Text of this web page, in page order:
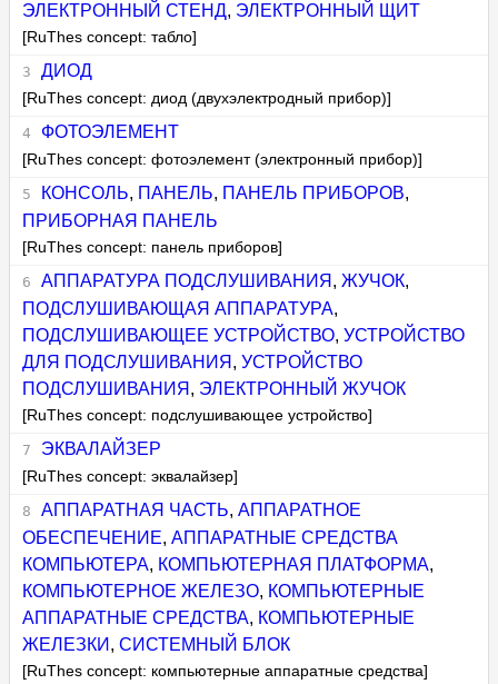
ЭЛЕКТРОННЫЙ СТЕНД, ЭЛЕКТРОННЫЙ ЩИТ
[RuThes concept: табло]
ДИОД
[RuThes concept: диод (двухэлектродный прибор)]
ФОТОЭЛЕМЕНТ
[RuThes concept: фотоэлемент (электронный прибор)]
КОНСОЛЬ, ПАНЕЛЬ, ПАНЕЛЬ ПРИБОРОВ,
ПРИБОРНАЯ ПАНЕЛЬ
[RuThes concept: панель приборов]
АППАРАТУРА ПОДСЛУШИВАНИЯ , ЖУЧОК,
ПОДСЛУШИВАЮЩАЯ АППАРАТУРА,
ПОДСЛУШИВАЮЩЕЕ УСТРОЙСТВО,УСТРОЙСТВО
ДЛЯ ПОДСЛУШИВАНИЯ ,УСТРОЙСТВО
ПОДСЛУШИВАНИЯ , ЭЛЕКТРОННЫЙ ЖУЧОК
[RuThes concept: подслушивающее устройство]
ЭКВАЛАЙЗЕР
[RuThes concept: эквалайзер]
АППАРАТНАЯ ЧАСТЬ, АППАРАТНОЕ
ОБЕСПЕЧЕНИЕ,АППАРАТНЫЕ СРЕДСТВА
КОМПЬЮТЕРА, КОМПЬЮТЕРНАЯ ПЛАТФОРМА,
КОМПЬЮТЕРНОЕ ЖЕЛЕЗО, КОМПЬЮТЕРНЫЕ
АППАРАТНЫЕ СРЕДСТВА, КОМПЬЮТЕРНЫЕ
ЖЕЛЕЗКИ ,СИСТЕМНЫЙ БЛОК
[RuThes concept: компьютерные аппаратные средства]